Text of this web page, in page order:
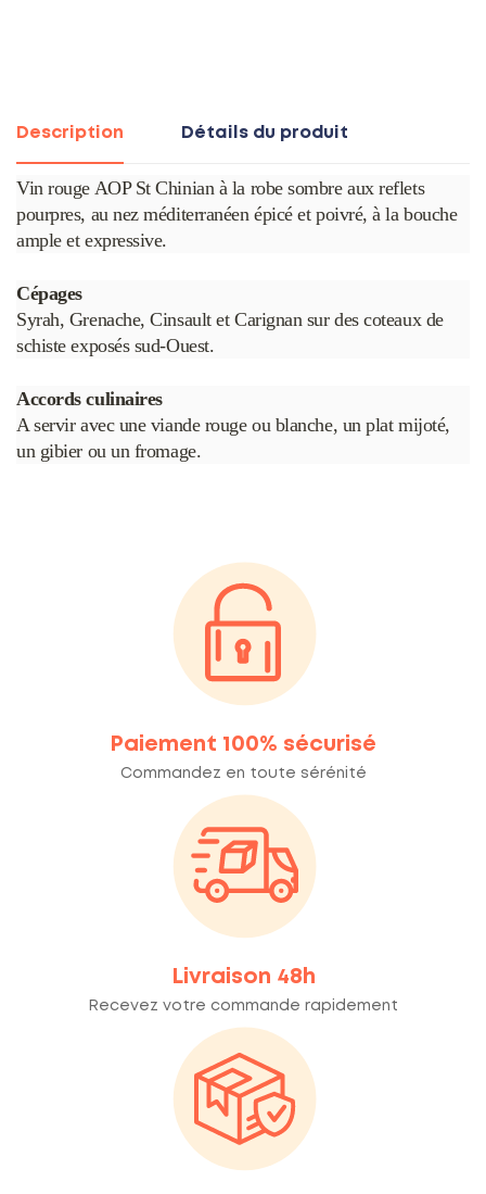
Description Détails du produit
Vin rouge AOP St Chinian à la robe sombre aux reflets
pourpres, au nez méditerranéen épicé et poivré, à la bouche
ample et expressive.
Cépages
Syrah, Grenache, Cinsault et Carignan sur des coteaux de
schiste exposés sud-Ouest.
Accords culinaires
A servir avec une viande rouge ou blanche, un plat mijoté,
un gibier ou un fromage.
Paiement 100% sécurisé
Commandez en toute sérénité
Livraison 48h
Recevez votre commande rapidement